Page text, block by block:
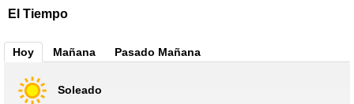
El Tiempo
Hoy Mañana Pasado Mañana
Soleado